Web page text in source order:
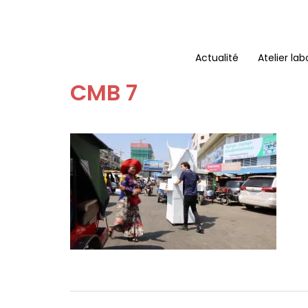
Actualité Atelier
CMB 7